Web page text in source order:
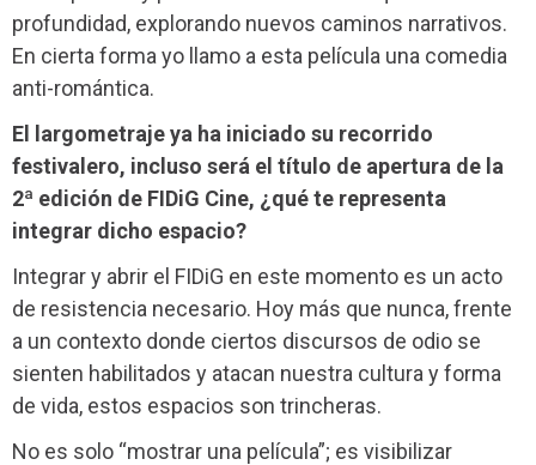
profundidad, explorando nuevos caminos narrativos.
En cierta forma yo llamo a esta película una comedia
anti-romántica.
El largometraje ya ha iniciado su recorrido
festivalero, incluso será el título de apertura de la
2ª edición de FIDiG Cine, ¿qué te representa
integrar dicho espacio?
Integrar y abrir el FIDiG en este momento es un acto
de resistencia necesario. Hoy más que nunca, frente
a un contexto donde ciertos discursos de odio se
sienten habilitados y atacan nuestra cultura y forma
de vida, estos espacios son trincheras.
No es solo “mostrar una película”; es visibilizar